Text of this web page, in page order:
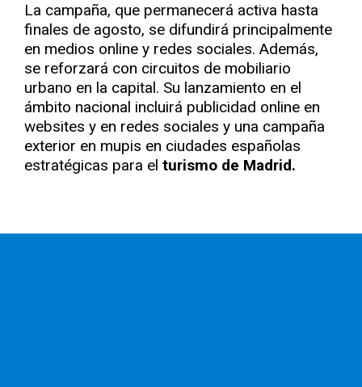
La campaña, que permanecerá activa hasta
finales de agosto, se difundirá principalmente
en medios online y redes sociales. Además,
se reforzará con circuitos de mobiliario
urbano en la capital. Su lanzamiento en el
ámbito nacional incluirá publicidad online en
websites y en redes sociales y una campaña
exterior en mupis en ciudades españolas
estratégicas para el turismo de Madrid.